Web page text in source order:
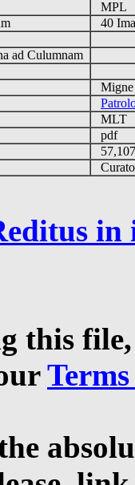
MPL
40
ad Culumnam
MLT
pdf
in
this